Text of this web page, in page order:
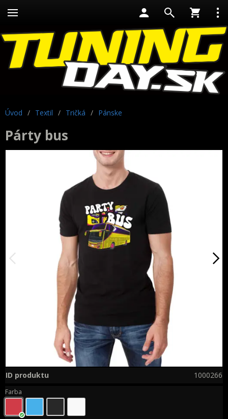
Úvod / Textil / Tričká / Pánske
Párty bus
ID produktu 1000266
Farba